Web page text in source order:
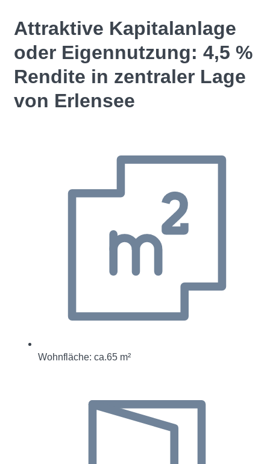
Attraktive Kapitalanlage
oder Eigennutzung: 4,5 %
Rendite in zentraler Lage
von Erlensee
Wohnfläche: ca.65 m²